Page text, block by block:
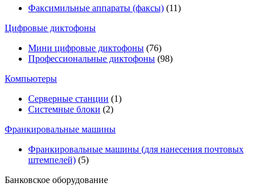
Факсимильные аппараты (факсы) (11)
Цифровые диктофоны
Мини цифровые диктофоны (76)
Профессиональные диктофоны (98)
Компьютеры
Серверные станции (1)
Системные блоки (2)
Франкировальные машины
Франкировальные машины (для нанесения почтовых
штемпелей) (5)
Банковское оборудование